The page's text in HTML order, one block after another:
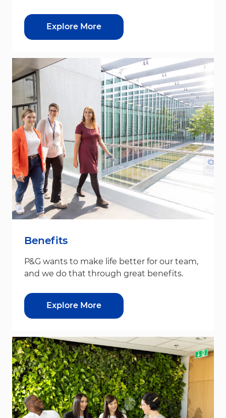
Explore More
Benefits
P&G wants to make life better for our team,
and we do that through great benefits.
Explore More